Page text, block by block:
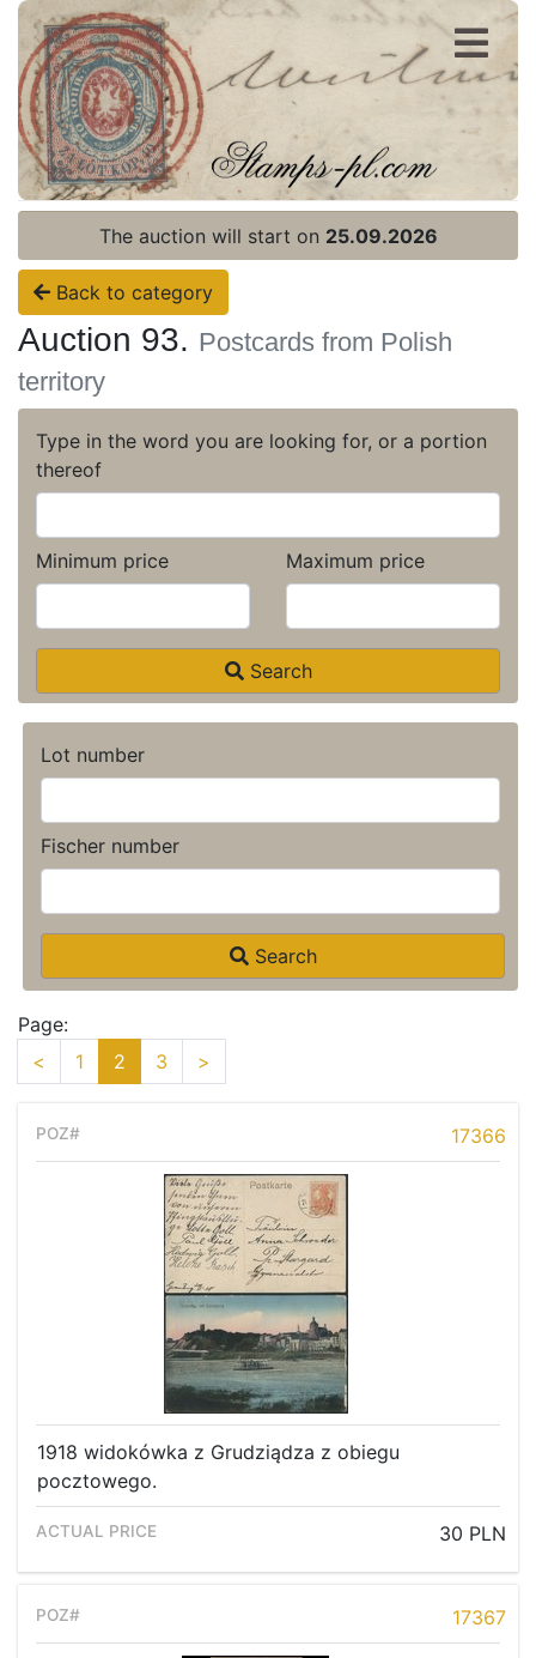
Register
Login
The auction will start on 25.09.2026
Back to category
Auction 93. Postcards from Polish
territory
Type in the word you are looking for, or a portion
thereof
Minimum price Maximum price
Search
Lot number
Fischer number
Search
Page:
<
1 2 3 >
17366
1918 widokówka z Grudziądza z obiegu
pocztowego.
30 PLN
17367